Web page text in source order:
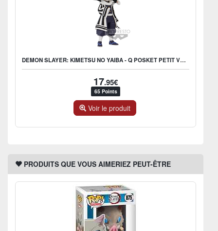
DEMON SLAYER: KIMETSU NO YAIBA - Q POSKET PETIT VOL.3 C: OBANAI
17.95€
65 Points
Voir le produit
PRODUITS QUE VOUS AIMERIEZ PEUT-ÊTRE